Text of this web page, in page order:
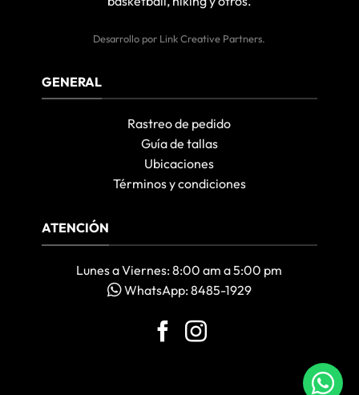
Desarrollo por Link Creative Partners.
GENERAL
Rastreo de pedido
Guía de tallas
Ubicaciones
Términos y condiciones
ATENCIÓN
Lunes a Viernes: 8:00 am a 5:00 pm
WhatsApp: 8485-1929